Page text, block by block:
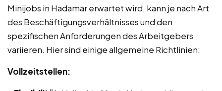
Minijobs in Hadamar erwartet wird, kann je nach Art
des Beschäftigungsverhältnisses und den
spezifischen Anforderungen des Arbeitgebers
variieren. Hier sind einige allgemeine Richtlinien:
Vollzeitstellen: